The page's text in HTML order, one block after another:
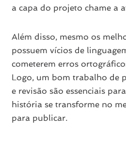
a capa do projeto chame a
Além disso, mesmo os
possuem vícios de
cometerem erros
Logo, um bom trabalho de
e revisão são essenciais
história se transforme no
para publicar.